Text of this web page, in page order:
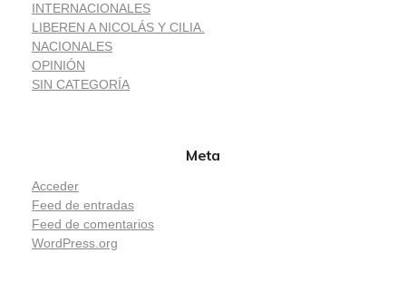
INTERNACIONALES
LIBEREN A NICOLÁS Y CILIA.
NACIONALES
OPINIÓN
SIN CATEGORÍA
Meta
Acceder
Feed de entradas
Feed de comentarios
WordPress.org